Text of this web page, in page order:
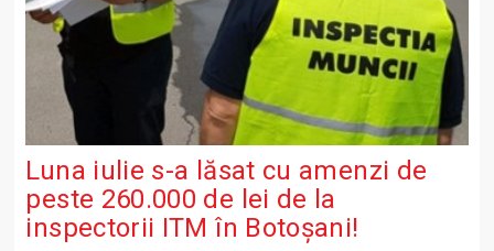
Luna iulie s-a lăsat cu amenzi de
peste 260.000 de lei de la
inspectorii ITM în Botoșani!